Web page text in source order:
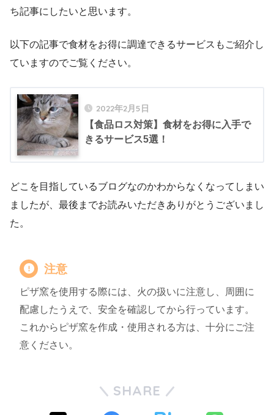
ち記事にしたいと思います。
以下の記事で食材をお得に調達できるサービスもご紹介し
ていますのでご覧ください。
2022年2月5日
【食品ロス対策】食材をお得に入手で
きるサービス5選！
どこを目指しているブログなのかわからなくなってしまい
ましたが、最後までお読みいただきありがとうございまし
た。
注意
ピザ窯を使用する際には、火の扱いに注意し、周囲に
配慮したうえで、安全を確認してから行っています。
これからピザ窯を作成・使用される方は、十分にご注
意ください。
SHARE